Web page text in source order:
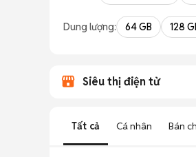
Dung lượng: 64 GB 128
Siêu thị điện tử
Tất cả Cá nhân Bán